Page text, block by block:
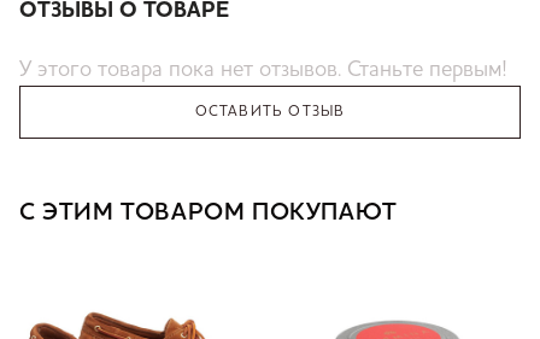
ОТЗЫВЫ О ТОВАРЕ
У этого товара пока нет отзывов. Станьте первым!
ОСТАВИТЬ ОТЗЫВ
С ЭТИМ ТОВАРОМ ПОКУПАЮТ